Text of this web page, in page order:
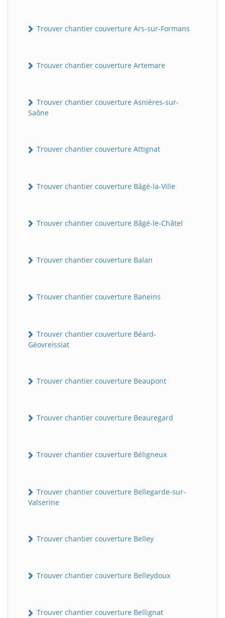
Trouver chantier couverture Ars-sur-Formans
Trouver chantier couverture Artemare
Trouver chantier couverture Asnières-sur-
Saône
Trouver chantier couverture Attignat
Trouver chantier couverture Bâgé-la-Ville
Trouver chantier couverture Bâgé-le-Châtel
Trouver chantier couverture Balan
Trouver chantier couverture Baneins
Trouver chantier couverture Béard-
Géovreissiat
Trouver chantier couverture Beaupont
Trouver chantier couverture Beauregard
Trouver chantier couverture Béligneux
Trouver chantier couverture Bellegarde-sur-
Valserine
Trouver chantier couverture Belley
Trouver chantier couverture Belleydoux
Trouver chantier couverture Bellignat